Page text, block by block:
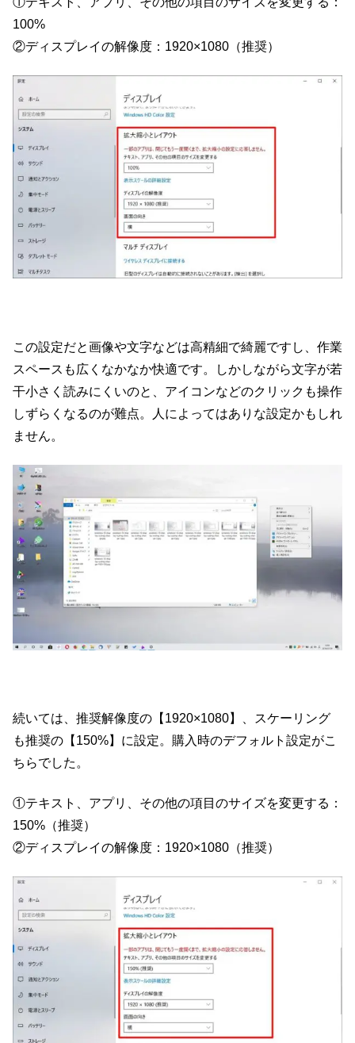
100%
②ディスプレイの解像度：1920×1080（推奨）
この設定だと画像や文字などは高精細で綺麗ですし、作業
スペースも広くなかなか快適です。しかしながら文字が若
干小さく読みにくいのと、アイコンなどのクリックも操作
しずらくなるのが難点。人によってはありな設定かもしれ
ません。
続いては、推奨解像度の【1920×1080】、スケーリング
も推奨の【150%】に設定。購入時のデフォルト設定がこ
ちらでした。
①テキスト、アプリ、その他の項目のサイズを変更する：
150%（推奨）
②ディスプレイの解像度：1920×1080（推奨）